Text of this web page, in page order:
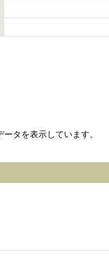
タを表示しています。